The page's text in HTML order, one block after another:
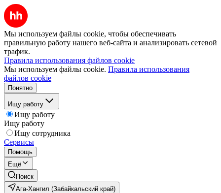
Мы используем файлы cookie, чтобы обеспечивать
правильную работу нашего веб-сайта и анализировать сетевой
трафик.
Правила использования файлов cookie
Мы используем файлы cookie. Правила использования
файлов cookie
Понятно
Ищу работу
Ищу работу
Ищу работу
Ищу сотрудника
Сервисы
Помощь
Ещё
Поиск
Ага-Хангил (Забайкальский край)